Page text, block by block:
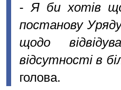
- Я би хотів
постанову Уряду
щодо
відсутності в
голова.